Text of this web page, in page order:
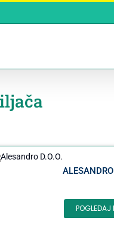
ALESANDRO
POGLEDAJ